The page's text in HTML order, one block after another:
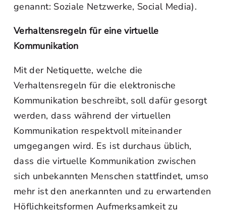
genannt: Soziale Netzwerke, Social Media).
Verhaltensregeln für eine virtuelle
Kommunikation
Mit der Netiquette, welche die
Verhaltensregeln für die elektronische
Kommunikation beschreibt, soll dafür gesorgt
werden, dass während der virtuellen
Kommunikation respektvoll miteinander
umgegangen wird. Es ist durchaus üblich,
dass die virtuelle Kommunikation zwischen
sich unbekannten Menschen stattfindet, umso
mehr ist den anerkannten und zu erwartenden
Höflichkeitsformen Aufmerksamkeit zu